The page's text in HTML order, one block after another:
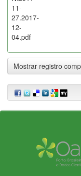
11-
27.2017-
12-
04.pdf
Mostrar registro